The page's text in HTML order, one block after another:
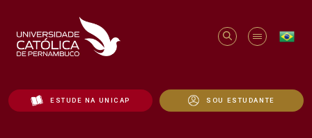
ESTUDE NA UNICAP SOU ESTUDANTE